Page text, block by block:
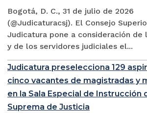
Bogotá, D. C., 31 de julio de 2026
(@Judicaturacsj). El Consejo
Judicatura pone a consideración de
y de los servidores judiciales el...
Judicatura preselecciona 129
cinco vacantes de magistradas y
en la Sala Especial de Instrucción
Suprema de Justicia